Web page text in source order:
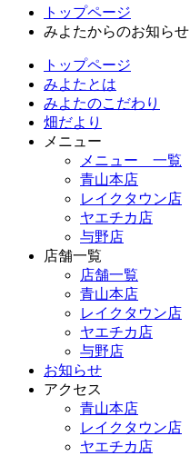
トップページ
みよたからのお知らせ
トップページ
みよたとは
みよたのこだわり
畑だより
メニュー
メニュー 一覧
青山本店
レイクタウン店
ヤエチカ店
与野店
店舗一覧
店舗一覧
青山本店
レイクタウン店
ヤエチカ店
与野店
お知らせ
アクセス
青山本店
レイクタウン店
ヤエチカ店